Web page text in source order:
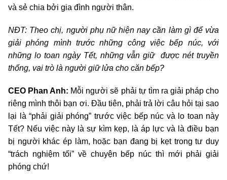
và sẻ chia bởi gia đình người thân.
NĐT: Theo chị, người phụ nữ hiện nay cần làm gì để vừa
giải phóng mình trước những công việc bếp núc, với
những lo toan ngày Tết, những vẫn giữ được nét truyền
thống, vai trò là người giữ lửa cho căn bếp?
CEO Phan Anh: Mỗi người sẽ phải tự tìm ra giải pháp cho
riêng mình thôi bạn ơi. Đầu tiên, phải trả lời câu hỏi tại sao
lại là “phải giải phóng” trước việc bếp núc và lo toan này
Tết? Nếu việc này là sự kìm kẹp, là áp lực và là điều bạn
bị người khác ép làm, hoặc bạn đang bị kẹt trong tư duy
“trách nghiệm tối” về chuyện bếp núc thì mới phải giải
phóng chứ!